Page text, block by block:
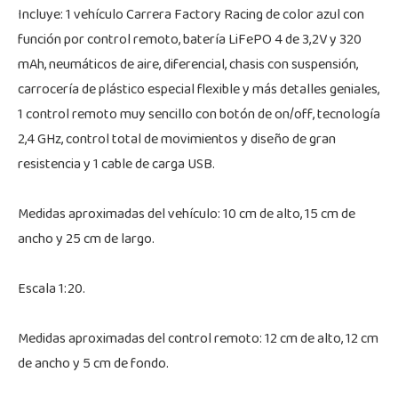
Incluye: 1 vehículo Carrera Factory Racing de color azul con
función por control remoto, batería LiFePO 4 de 3,2V y 320
mAh, neumáticos de aire, diferencial, chasis con suspensión,
carrocería de plástico especial flexible y más detalles geniales,
1 control remoto muy sencillo con botón de on/off, tecnología
2,4 GHz, control total de movimientos y diseño de gran
resistencia y 1 cable de carga USB.
Medidas aproximadas del vehículo: 10 cm de alto, 15 cm de
ancho y 25 cm de largo.
Escala 1:20.
Medidas aproximadas del control remoto: 12 cm de alto, 12 cm
de ancho y 5 cm de fondo.